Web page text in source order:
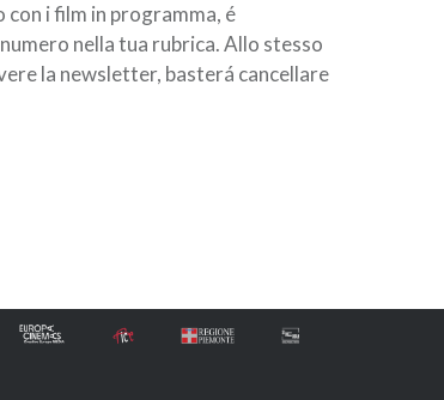
i film in programma, é
nella tua rubrica. Allo stesso
la newsletter, basterá cancellare